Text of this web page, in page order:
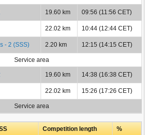
19.60 km 09:56 (11:56 CET)
22.02 km 10:44 (12:44 CET)
- 2 (SSS) 2.20 km 12:15 (14:15 CET)
Service area
19.60 km 14:38 (16:38 CET)
22.02 km 15:26 (17:26 CET)
Service area
Competition length %